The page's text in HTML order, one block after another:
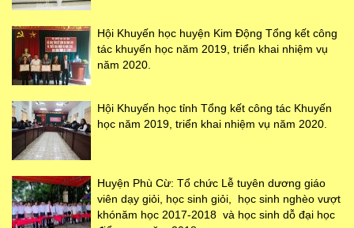
Hội Khuyến học huyện Kim Động Tổng kết công
tác khuyến học năm 2019, triển khai nhiệm vụ
năm 2020.
Hội Khuyến học tỉnh Tổng kết công tác Khuyến
học năm 2019, triển khai nhiệm vụ năm 2020.
Huyện Phù Cừ: Tổ chức Lễ tuyên dương giáo
viên dạy giỏi, học sinh giỏi, học sinh nghèo vượt
khónăm học 2017-2018 và học sinh dỗ đại học